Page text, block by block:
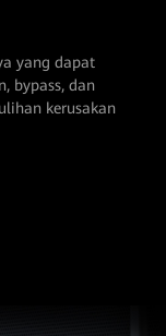
yang dapat
bypass, dan
kerusakan